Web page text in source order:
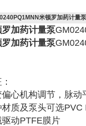
米顿罗加药计量泵
加药计量泵
加药计量泵
偏心机构调节，脉动
材质及泵头可选
动PTFE膜片